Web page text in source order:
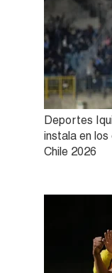
Deportes
instala en
Chile 2026